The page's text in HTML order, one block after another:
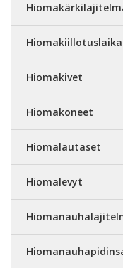
Hiomakivet
Hiomakoneet
Hiomalautaset
Hiomalevyt